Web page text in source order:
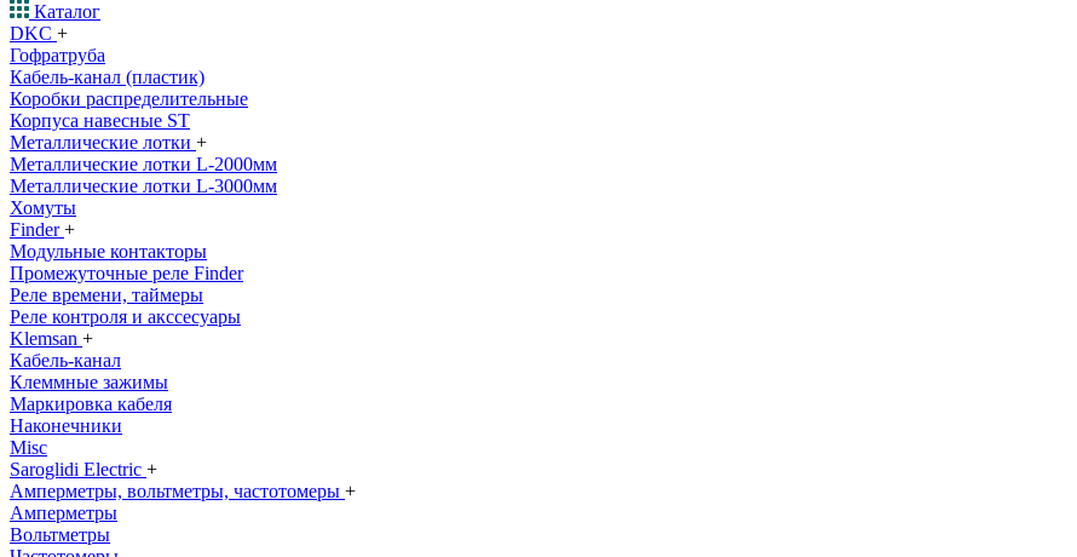
Каталог
DKC +
Гофратруба
Кабель-канал (пластик)
Коробки распределительные
Корпуса навесные ST
Металлические лотки +
Металлические лотки L-2000мм
Металлические лотки L-3000мм
Хомуты
Finder+
Модульные контакторы
Промежуточные реле Finder
Реле времени, таймеры
Реле контроля и акссесуары
Klemsan +
Кабель-канал
Клеммные зажимы
Маркировка кабеля
Наконечники
Misc
Saroglidi Electric +
Амперметры, вольтметры, частотомеры +
Амперметры
Вольтметры